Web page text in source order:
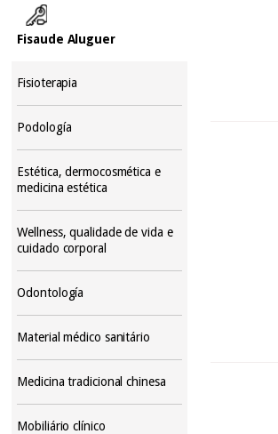
Fisaude Aluguer
Fisioterapia
Podología
Estética, dermocosmética e
medicina estética
Wellness, qualidade de vida e
cuidado corporal
Odontología
Material médico sanitário
Medicina tradicional chinesa
Mobiliário clínico